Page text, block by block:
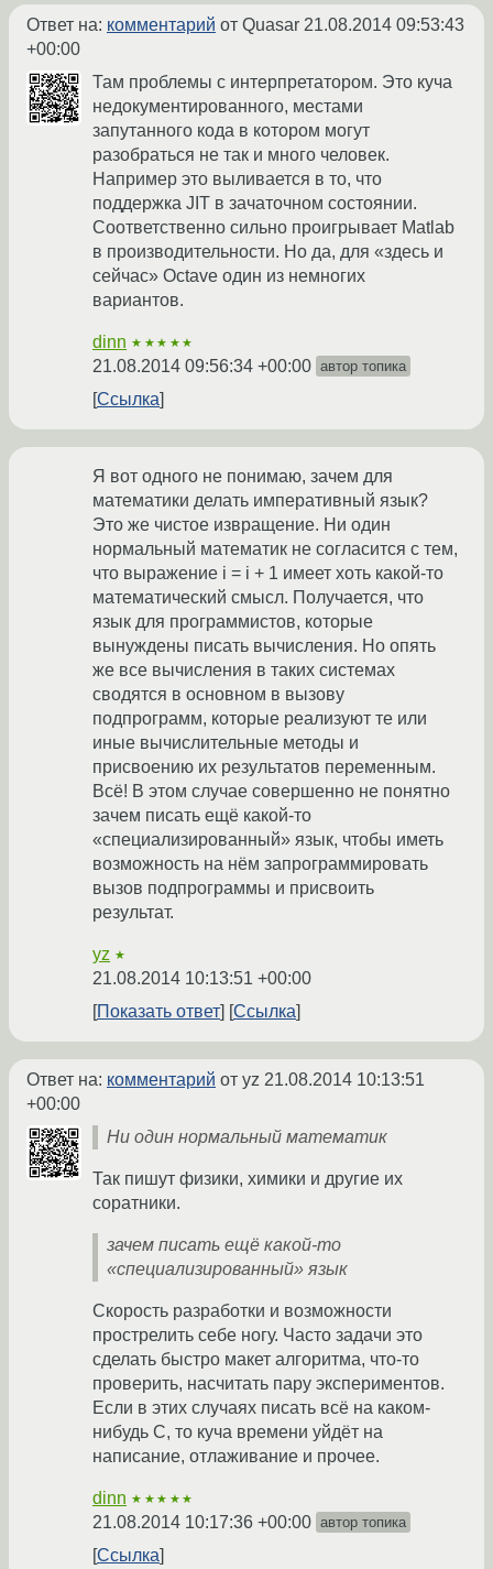
Ответ на: комментарий от Quasar 21.08.2014 09:53:43
+00:00
Там проблемы с интерпретатором. Это куча
недокументированного, местами
запутанного кода в котором могут
разобраться не так и много человек.
Например это выливается в то, что
поддержка JIT в зачаточном состоянии.
Соответственно сильно проигрывает Matlab
в производительности. Но да, для «здесь и
сейчас» Octave один из немногих
вариантов.
dinn ★★★★★
21.08.2014 09:56:34 +00:00 автор топика
Ссылка
Я вот одного не понимаю, зачем для
математики делать императивный язык?
Это же чистое извращение. Ни один
нормальный математик не согласится с тем,
что выражение i = i + 1 имеет хоть какой-то
математический смысл. Получается, что
язык для программистов, которые
вынуждены писать вычисления. Но опять
же все вычисления в таких системах
сводятся в основном в вызову
подпрограмм, которые реализуют те или
иные вычислительные методы и
присвоению их результатов переменным.
Всё! В этом случае совершенно не понятно
зачем писать ещё какой-то
«специализированный» язык, чтобы иметь
возможность на нём запрограммировать
вызов подпрограммы и присвоить
результат.
yz ★
21.08.2014 10:13:51 +00:00
Показать ответ
Ссылка
Ответ на: комментарий от yz 21.08.2014 10:13:51
+00:00
Ни один нормальный математик
Так пишут физики, химики и другие их
соратники.
зачем писать ещё какой-то
«специализированный» язык
Скорость разработки и возможности
прострелить себе ногу. Часто задачи это
сделать быстро макет алгоритма, что-то
проверить, насчитать пару экспериментов.
Если в этих случаях писать всё на каком-
нибудь C, то куча времени уйдёт на
написание, отлаживание и прочее.
dinn ★★★★★
21.08.2014 10:17:36 +00:00 автор топика
Ссылка